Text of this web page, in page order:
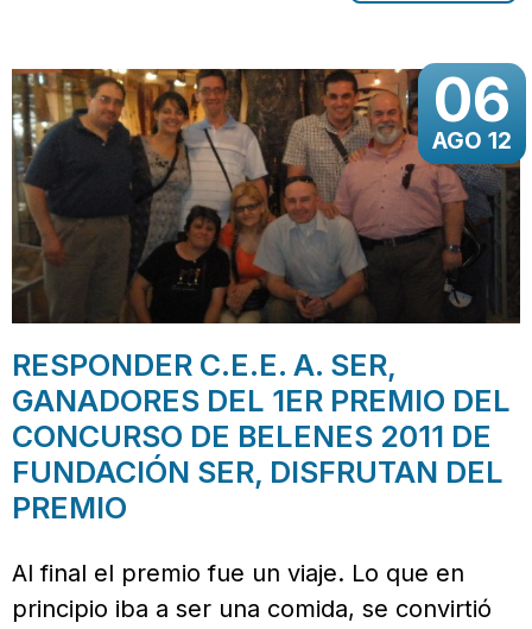
06
AGO 12
RESPONDER C.E.E. A. SER,
GANADORES DEL 1ER PREMIO DEL
CONCURSO DE BELENES 2011 DE
FUNDACIÓN SER, DISFRUTAN DEL
PREMIO
Al final el premio fue un viaje. Lo que en
principio iba a ser una comida, se convirtió